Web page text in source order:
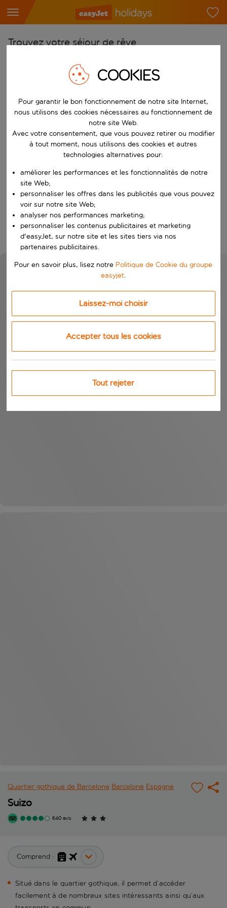
Trouvez votre séjour de rêve
Choisissez votre aéroport
Commencez à taper pour la saisie automatique. Lorsque les
Choisissez votre destination
Vers
Choisissez vos dates
Quand
Qui
Rechercher
Quartier gothique de Barcelone Barcelone Espagne
Suizo
640 avis
Comprend :
Situé dans le quartier gothique, il permet d’accéder
facilement à de nombreux sites intéressants ainsi qu’aux
COOKIES
Pour garantir le bon fonctionnement de notre site Internet,
nous utilisons des cookies nécessaires au fonctionnement de
notre site Web.
Avec votre consentement, que vous pouvez retirer ou modifier
à tout moment, nous utilisons des cookies et autres
technologies alternatives pour:
améliorer les performances et les fonctionnalités de notre
site Web;
personnaliser les offres dans les publicités que vous pouvez
voir sur notre site Web;
analyser nos performances marketing;
personnaliser les contenus publicitaires et marketing
d'easyJet, sur notre site et les sites tiers via nos
partenaires publicitaires.
Pour en savoir plus, lisez notre Politique de Cookie du groupe
easyjet.
Laissez-moi choisir
Accepter tous les cookies
Tout rejeter